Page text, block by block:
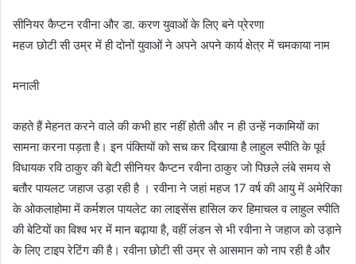
सीनियर कैप्टन रवीना और डा. करण युवाओं के लिए बने प्रेरणा
महज छोटी सी उम्र में ही दोनों युवाओं ने अपने अपने कार्य क्षेत्र में चमकाया नाम
मनाली
कहते हैं मेहनत करने वाले की कभी हार नहीं होती और न ही उन्हें नकामियों का
सामना करना पड़ता है। इन पंक्तियों को सच कर दिखाया है लाहुल स्पीति के पूर्व
विधायक रवि ठाकुर की बेटी सीनियर कैप्टन रवीना ठाकुर जो पिछले लंबे समय से
बतौर पायलट जहाज उड़ा रही है । रवीना ने जहां महज 17 वर्ष की आयु में अमेरिका
के ओकलाहोमा में कर्मशल पायलेट का लाइसेंस हासिल कर हिमाचल व लाहुल स्पीति
की बेटियों का विश्व भर में मान बढ़ाया है, वहीं लंडन से भी रवीना ने जहाज को उड़ाने
के लिए टाइप रेटिंग की है। रवीना छोटी सी उम्र से आसमान को नाप रही है और